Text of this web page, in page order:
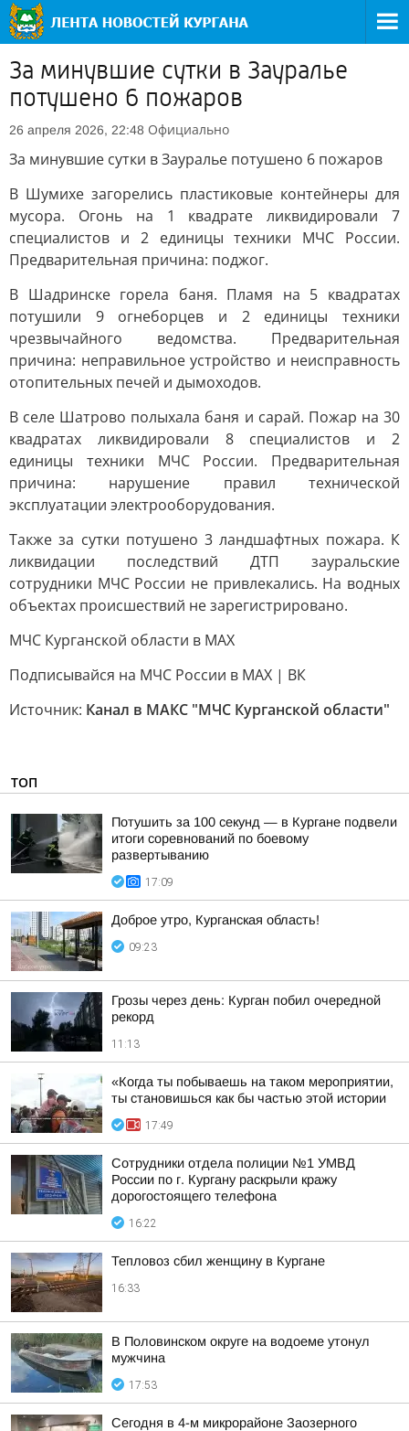
За минувшие сутки в Зауралье
потушено 6 пожаров
26 апреля 2026, 22:48 Официально
За минувшие сутки в Зауралье потушено 6 пожаров
В Шумихе загорелись пластиковые контейнеры для
мусора. Огонь на 1 квадрате ликвидировали 7
специалистов и 2 единицы техники МЧС России.
Предварительная причина: поджог.
В Шадринске горела баня. Пламя на 5 квадратах
потушили 9 огнеборцев и 2 единицы техники
чрезвычайного ведомства. Предварительная
причина: неправильное устройство и неисправность
отопительных печей и дымоходов.
В селе Шатрово полыхала баня и сарай. Пожар на 30
квадратах ликвидировали 8 специалистов и 2
единицы техники МЧС России. Предварительная
причина: нарушение правил технической
эксплуатации электрооборудования.
Также за сутки потушено 3 ландшафтных пожара. К
ликвидации последствий ДТП зауральские
сотрудники МЧС России не привлекались. На водных
объектах происшествий не зарегистрировано.
МЧС Курганской области в MAX
Подписывайся на МЧС России в MAX | ВК
Источник: Канал в МАКС "МЧС Курганской области"
ТОП
Потушить за 100 секунд — в Кургане подвели
итоги соревнований по боевому
развертыванию
17:09
Доброе утро, Курганская область!
09:23
Грозы через день: Курган побил очередной
рекорд
11:13
«Когда ты побываешь на таком мероприятии,
ты становишься как бы частью этой истории
17:49
Сотрудники отдела полиции №1 УМВД
России по г. Кургану раскрыли кражу
дорогостоящего телефона
16:22
Тепловоз сбил женщину в Кургане
16:33
В Половинском округе на водоеме утонул
мужчина
17:53
Сегодня в 4-м микрорайоне Заозерного